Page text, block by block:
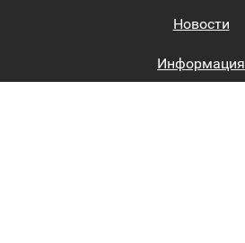
Новости
Информация